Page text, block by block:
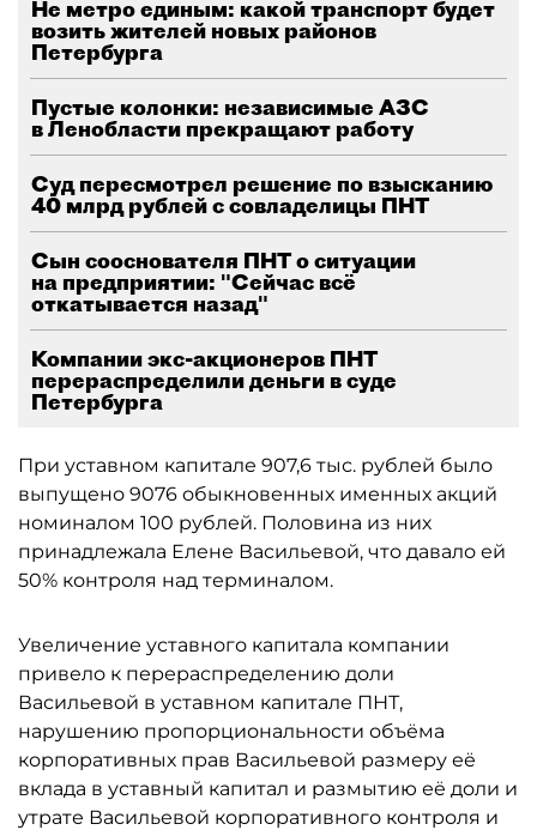
Не метро единым: какой транспорт будет
возить жителей новых районов
Петербурга
Пустые колонки: независимые АЗС
в Ленобласти прекращают работу
Суд пересмотрел решение по взысканию
40 млрд рублей с совладелицы ПНТ
Сын сооснователя ПНТ о ситуации
на предприятии: "Сейчас всё
откатывается назад"
Компании экс-акционеров ПНТ
перераспределили деньги в суде
Петербурга
При уставном капитале 907,6 тыс. рублей было
выпущено 9076 обыкновенных именных акций
номиналом 100 рублей. Половина из них
принадлежала Елене Васильевой, что давало ей
50% контроля над терминалом.
Увеличение уставного капитала компании
привело к перераспределению доли
Васильевой в уставном капитале ПНТ,
нарушению пропорциональности объёма
корпоративных прав Васильевой размеру её
вклада в уставный капитал и размытию её доли и
утрате Васильевой корпоративного контроля и